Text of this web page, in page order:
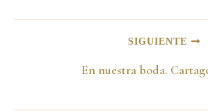
SIGUIENTE
En nuestra boda.